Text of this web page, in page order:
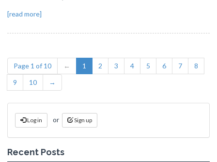
[read more]
Page 1 of 10 ← 1 2 3 4 5 6 7
8
9
10 →
Log in or Sign up
Recent Posts